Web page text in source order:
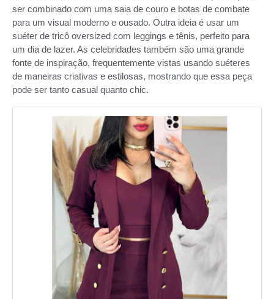
ser combinado com uma saia de couro e botas de combate
para um visual moderno e ousado. Outra ideia é usar um
suéter de tricô oversized com leggings e tênis, perfeito para
um dia de lazer. As celebridades também são uma grande
fonte de inspiração, frequentemente vistas usando suéteres
de maneiras criativas e estilosas, mostrando que essa peça
pode ser tanto casual quanto chic.